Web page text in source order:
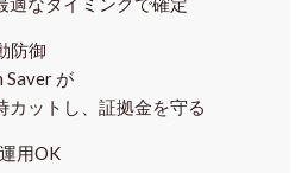
防御
が
ットし、証拠金を守る
用OK